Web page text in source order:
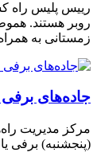
روبر هستند.
زمستانی به
جاده‌های برفی
(پنجشنبه) برفی